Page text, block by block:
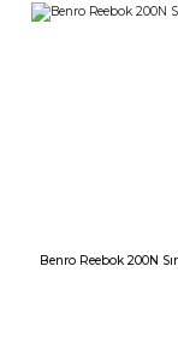
Benro Reebok 200N